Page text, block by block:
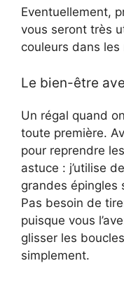
Eventuellement,
vous seront très
couleurs dans les
Le bien-être
Un régal quand
toute première.
pour reprendre
astuce : j’utilise
grandes épingles
Pas besoin de
puisque vous
glisser les
simplement.